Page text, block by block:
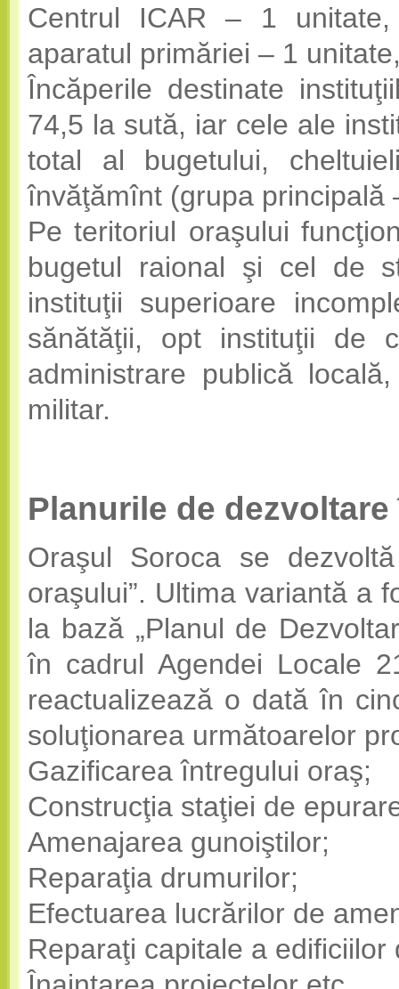
Centrul ICAR – 1
aparatul primăriei – 1
Încăperile destinate
74,5 la sută, iar cele ale
total al bugetului,
învăţămînt (grupa principală
Pe teritoriul oraşului
bugetul raional şi cel de
instituţii superioare
sănătăţii, opt instituţii de
administrare publică
militar.
Planurile de
Oraşul Soroca se
oraşului”. Ultima variantă a
la bază „Planul de
în cadrul Agendei Locale
reactualizează o dată în
soluţionarea următoarelor
Gazificarea întregului oraş;
Construcţia staţiei de
Amenajarea gunoiştilor;
Reparaţia drumurilor;
Efectuarea lucrărilor de
Reparaţi capitale a